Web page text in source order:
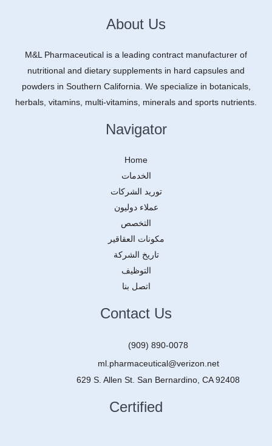
About Us
M&L Pharmaceutical is a leading contract manufacturer of
nutritional and dietary supplements in hard capsules and
powders in Southern California. We specialize in botanicals,
herbals, vitamins, multi-vitamins, minerals and sports nutrients.
Navigator
Home
الخدمات
توريد الشركات
عملاء دوليون
التخصص
مكونات العقاقير
تاريخ الشركة
التوظيف
اتصل بنا
Contact Us
(909) 890-0078
ml.pharmaceutical@verizon.net
629 S. Allen St. San Bernardino, CA 92408
Certified